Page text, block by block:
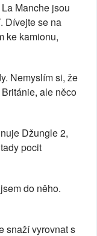
Manche jsou
Dívejte se na
ke kamionu,
Nemyslím si, že
ale něco
Džungle 2,
pocit
do něho.
snaží vyrovnat s